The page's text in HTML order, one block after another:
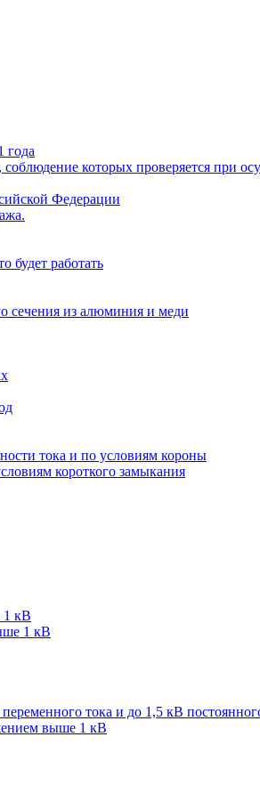
года
которых проверяется при
Федерации
будет работать
сечения из алюминия и меди
тока и по условиям короны
короткого замыкания
1 кВ
1 кВ
тока и до 1,5 кВ
выше 1 кВ